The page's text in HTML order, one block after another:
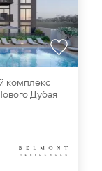
комплекс
Дубая